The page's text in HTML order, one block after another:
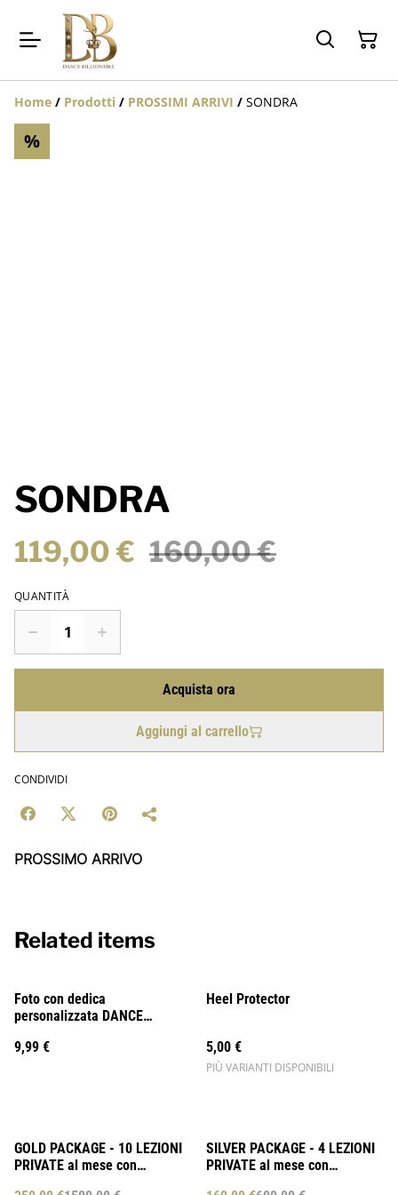
Home / Prodotti / PROSSIMI ARRIVI / SONDRA
%
SONDRA
119,00 € 160,00 €
QUANTITÀ
Acquista ora
Aggiungi al carrello
CONDIVIDI
PROSSIMO ARRIVO
Related items
Foto con dedica
personalizzata DANCE
9,99 €
Heel Protector
5,00 €
PIÙ VARIANTI DISPONIBILI
%
GOLD PACKAGE - 10 LEZIONI
PRIVATE al mese con
%
SILVER PACKAGE - 4 LEZIONI
PRIVATE al mese con